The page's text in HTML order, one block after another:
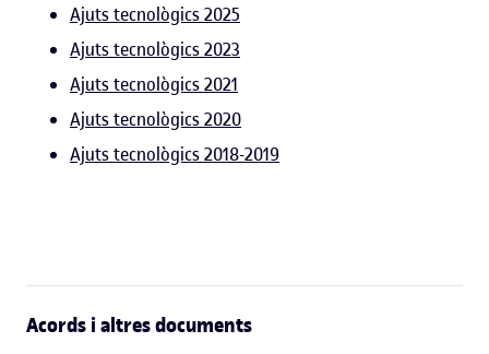
Ajuts tecnològics 2025
Ajuts tecnològics 2023
Ajuts tecnològics 2021
Ajuts tecnològics 2020
Ajuts tecnològics 2018-2019
Acords i altres documents